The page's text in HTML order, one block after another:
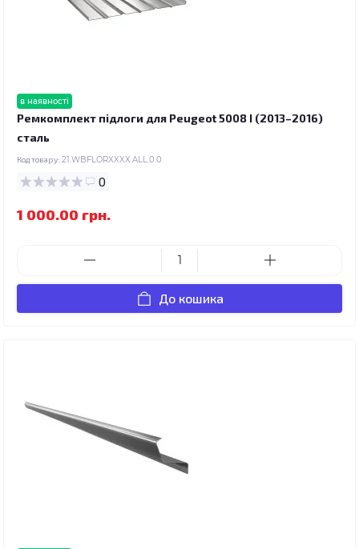
в наявності
Ремкомплект підлоги для Peugeot 5008 I (2013–2016)
сталь
Код товару: 21.WBFLORXXXX.ALL.0.0
0
1 000.00 грн.
До кошика